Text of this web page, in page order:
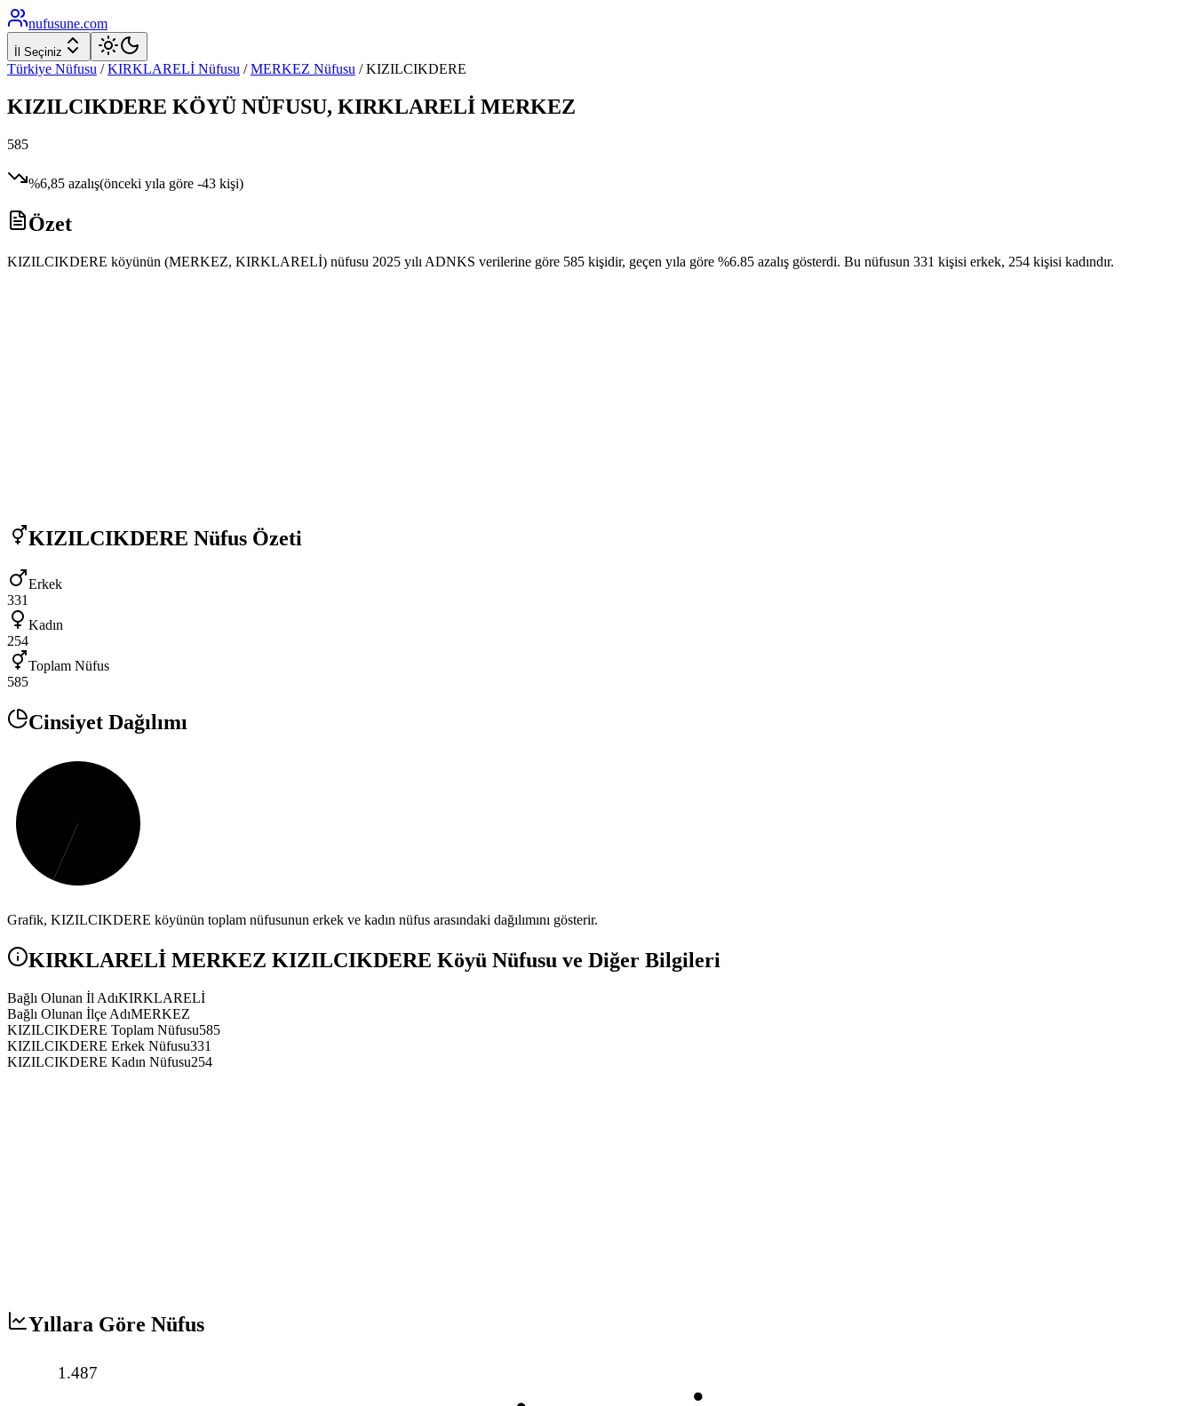
nufusune.com
İl Seçiniz
Türkiye Nüfusu / KIRKLARELİ Nüfusu / MERKEZ Nüfusu /KIZILCIKDERE
KIZILCIKDERE KÖYÜ NÜFUSU, KIRKLARELİ MERKEZ
585
%6,85 azalış(önceki yıla göre -43 kişi)
Özet
KIZILCIKDERE köyünün (MERKEZ, KIRKLARELİ) nüfusu 2025 yılı ADNKS verilerine göre 585 kişidir, geçen yıla göre %6.85 azalış gösterdi. Bu nüfusun 331 kişisi erkek, 254 kişisi kadındır.
KIZILCIKDERE Nüfus Özeti
Erkek
331
Kadın
254
Toplam Nüfus
585
Cinsiyet Dağılımı
Grafik, KIZILCIKDERE köyünün toplam nüfusunun erkek ve kadın nüfus arasındaki dağılımını gösterir.
KIRKLARELİ MERKEZ KIZILCIKDERE Köyü Nüfusu ve Diğer Bilgileri
Bağlı Olunan İl AdıKIRKLARELİ
Bağlı Olunan İlçe AdıMERKEZ
KIZILCIKDERE Toplam Nüfusu585
KIZILCIKDERE Erkek Nüfusu331
KIZILCIKDERE Kadın Nüfusu254
Yıllara Göre Nüfus
1.487